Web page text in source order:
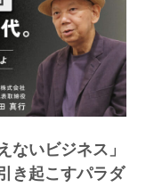
ないビジネス」
き起こすパラダ